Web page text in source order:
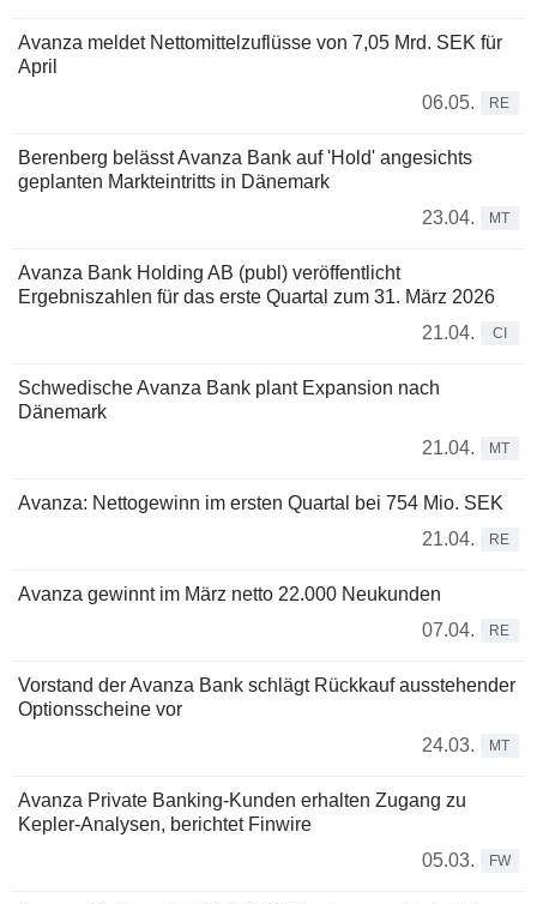
Avanza meldet Nettomittelzuflüsse von 7,05 Mrd. SEK für
April
06.05.
RE
Berenberg belässt Avanza Bank auf 'Hold' angesichts
geplanten Markteintritts in Dänemark
23.04.
MT
Avanza Bank Holding AB (publ) veröffentlicht
Ergebniszahlen für das erste Quartal zum 31. März 2026
21.04.
CI
Schwedische Avanza Bank plant Expansion nach
Dänemark
21.04.
MT
Avanza: Nettogewinn im ersten Quartal bei 754 Mio. SEK
21.04.
RE
Avanza gewinnt im März netto 22.000 Neukunden
07.04.
RE
Vorstand der Avanza Bank schlägt Rückkauf ausstehender
Optionsscheine vor
24.03.
MT
Avanza Private Banking-Kunden erhalten Zugang zu
Kepler-Analysen, berichtet Finwire
05.03.
FW